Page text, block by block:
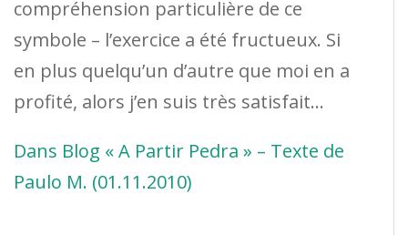
compréhension particulière de ce
symbole – l’exercice a été fructueux. Si
en plus quelqu’un d’autre que moi en a
profité, alors j’en suis très satisfait…
Dans Blog « A Partir Pedra » – Texte de
Paulo M. (01.11.2010)